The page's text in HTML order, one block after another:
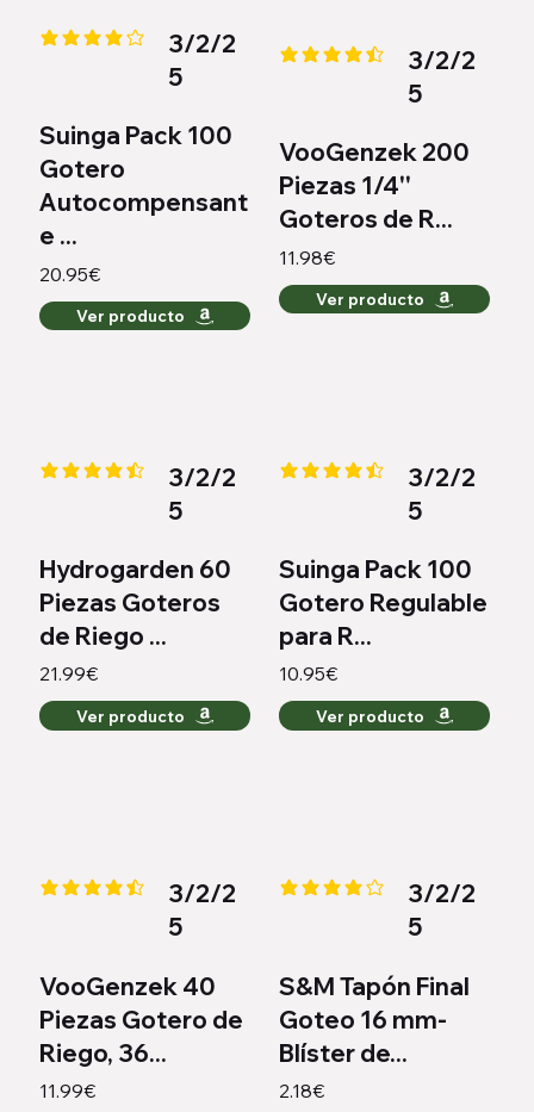
la calificación promedio es 4.1 de 5
3/2/2
5
Suinga Pack 100
Gotero
Autocompensant
e ...
20.95€
Ver producto
la calificación promedio es 4.4
3/2/2
5
VooGenzek 200
Piezas 1/4''
Goteros de R...
11.98€
Ver producto
la calificación promedio es 4.3 de 5
3/2/2
5
Hydrogarden 60
Piezas Goteros
de Riego ...
21.99€
Ver producto
la calificación promedio es 4.3
3/2/2
5
Suinga Pack 100
Gotero Regulable
para R...
10.95€
Ver producto
la calificación promedio es 4.4 de 5
3/2/2
5
VooGenzek 40
Piezas Gotero de
Riego, 36...
11.99€
la calificación promedio es 4.2
3/2/2
5
S&M Tapón Final
Goteo 16 mm-
Blíster de...
2.18€